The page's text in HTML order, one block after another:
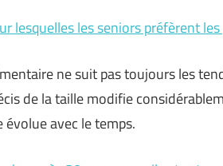
lesquelles les seniors préfèrent
ne suit pas toujours les
de la taille modifie
avec le temps.